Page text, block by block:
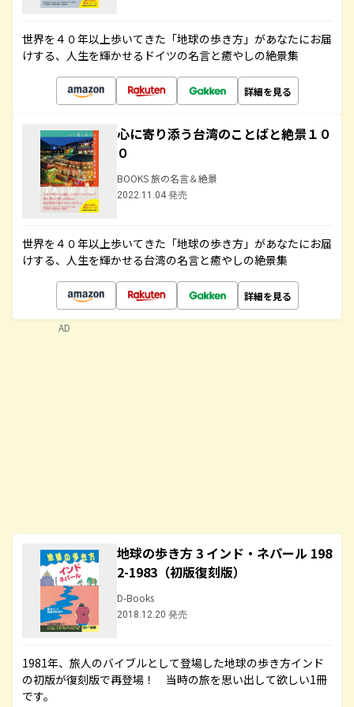
世界を４０年以上歩いてきた「地球の歩き方」があなたにお届
けする、人生を輝かせるドイツの名言と癒やしの絶景集
詳細を見る
心に寄り添う台湾のことばと絶景１０
０
BOOKS 旅の名言＆絶景
2022.11.04 発売
世界を４０年以上歩いてきた「地球の歩き方」があなたにお届
けする、人生を輝かせる台湾の名言と癒やしの絶景集
詳細を見る
地球の歩き方 3 インド・ネパール 198
2-1983（初版復刻版）
D-Books
2018.12.20 発売
1981年、旅人のバイブルとして登場した地球の歩き方インド
の初版が復刻版で再登場！ 当時の旅を思い出して欲しい1冊
です。
AD